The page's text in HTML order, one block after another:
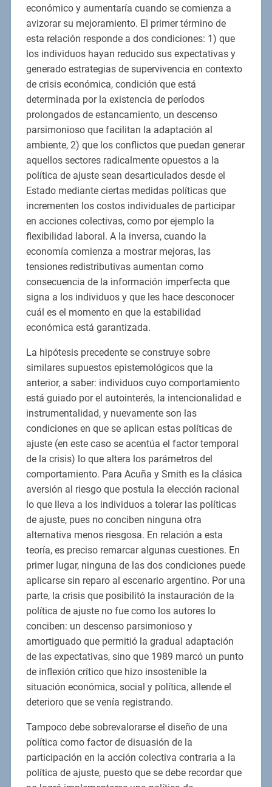
económico y aumentaría cuando se comienza a
avizorar su mejoramiento. El primer término de
esta relación responde a dos condiciones: 1) que
los individuos hayan reducido sus expectativas y
generado estrategias de supervivencia en contexto
de crisis económica, condición que está
determinada por la existencia de períodos
prolongados de estancamiento, un descenso
parsimonioso que facilitan la adaptación al
ambiente, 2) que los conflictos que puedan generar
aquellos sectores radicalmente opuestos a la
política de ajuste sean desarticulados desde el
Estado mediante ciertas medidas políticas que
incrementen los costos individuales de participar
en acciones colectivas, como por ejemplo la
flexibilidad laboral. A la inversa, cuando la
economía comienza a mostrar mejoras, las
tensiones redistributivas aumentan como
consecuencia de la información imperfecta que
signa a los individuos y que les hace desconocer
cuál es el momento en que la estabilidad
económica está garantizada.
La hipótesis precedente se construye sobre
similares supuestos epistemológicos que la
anterior, a saber: individuos cuyo comportamiento
está guiado por el autointerés, la intencionalidad e
instrumentalidad, y nuevamente son las
condiciones en que se aplican estas políticas de
ajuste (en este caso se acentúa el factor temporal
de la crisis) lo que altera los parámetros del
comportamiento. Para Acuña y Smith es la clásica
aversión al riesgo que postula la elección racional
lo que lleva a los individuos a tolerar las políticas
de ajuste, pues no conciben ninguna otra
alternativa menos riesgosa. En relación a esta
teoría, es preciso remarcar algunas cuestiones. En
primer lugar, ninguna de las dos condiciones puede
aplicarse sin reparo al escenario argentino. Por una
parte, la crisis que posibilitó la instauración de la
política de ajuste no fue como los autores lo
conciben: un descenso parsimonioso y
amortiguado que permitió la gradual adaptación
de las expectativas, sino que 1989 marcó un punto
de inflexión crítico que hizo insostenible la
situación económica, social y política, allende el
deterioro que se venía registrando.
Tampoco debe sobrevalorarse el diseño de una
política como factor de disuasión de la
participación en la acción colectiva contraria a la
política de ajuste, puesto que se debe recordar que